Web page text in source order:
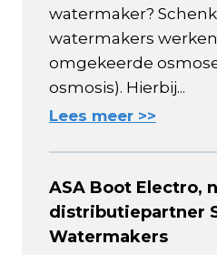
watermaker?
watermakers
omgekeerde
osmosis). Hierbij...
Lees meer >>
ASA Boot Electro,
distributiepartner
Watermakers